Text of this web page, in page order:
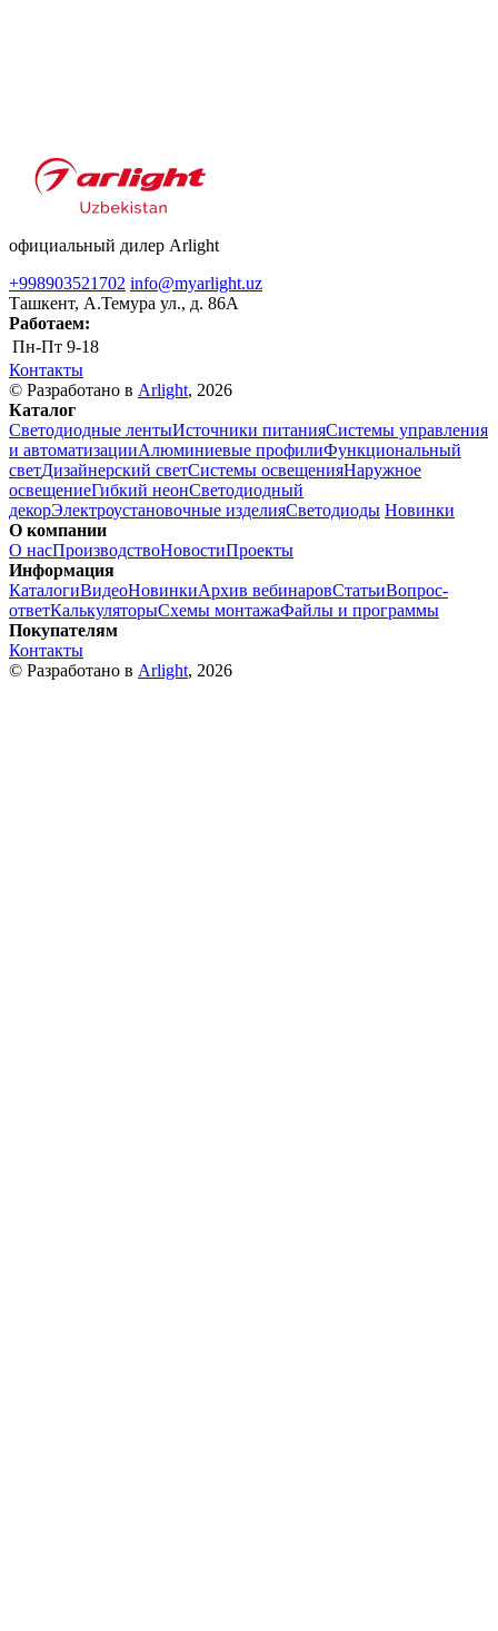
официальный дилер Arlight
+998903521702 info@myarlight.uz
Ташкент, А.Темура ул., д. 86А
Работаем:
Пн-Пт 9-18
Контакты
© Разработано в Arlight, 2026
Каталог
Светодиодные лентыИсточники питанияСистемы управления
и автоматизацииАлюминиевые профилиФункциональный
светДизайнерский светСистемы освещенияНаружное
освещениеГибкий неонСветодиодный
декорЭлектроустановочные изделияСветодиоды Новинки
О компании
О насПроизводствоНовостиПроекты
Информация
КаталогиВидеоНовинкиАрхив вебинаровСтатьиВопрос-
ответКалькуляторыСхемы монтажаФайлы и программы
Покупателям
Контакты
© Разработано в Arlight, 2026